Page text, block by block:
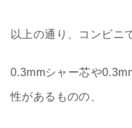
以上の通り、コンビニ
0.3mmシャー芯や
性があるものの、